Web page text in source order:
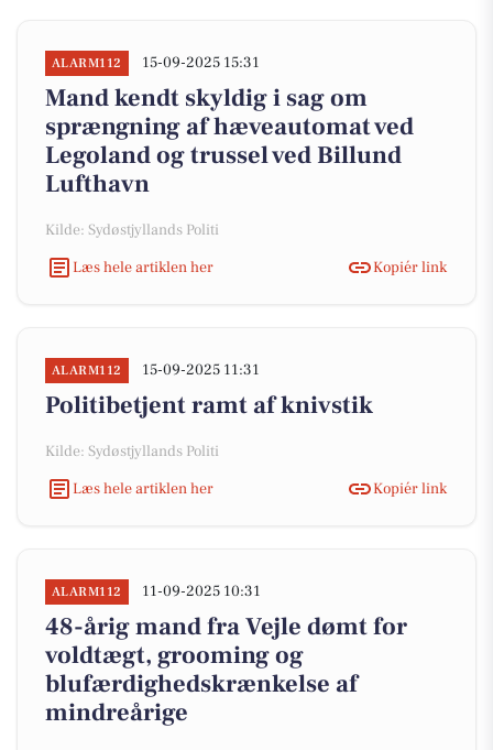
ALARM112 15-09-2025 15:31
Mand kendt skyldig i sag om
sprængning af hæveautomat ved
Legoland og trussel ved Billund
Lufthavn
Kilde: Sydøstjyllands Politi
Læs hele artiklen her
Kopiér link
ALARM112 15-09-2025 11:31
Politibetjent ramt af knivstik
Kilde: Sydøstjyllands Politi
Læs hele artiklen her
Kopiér link
ALARM112 11-09-2025 10:31
48-årig mand fra Vejle dømt for
voldtægt, grooming og
blufærdighedskrænkelse af
mindreårige